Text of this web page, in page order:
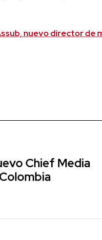
nuevo director de
Chief Media